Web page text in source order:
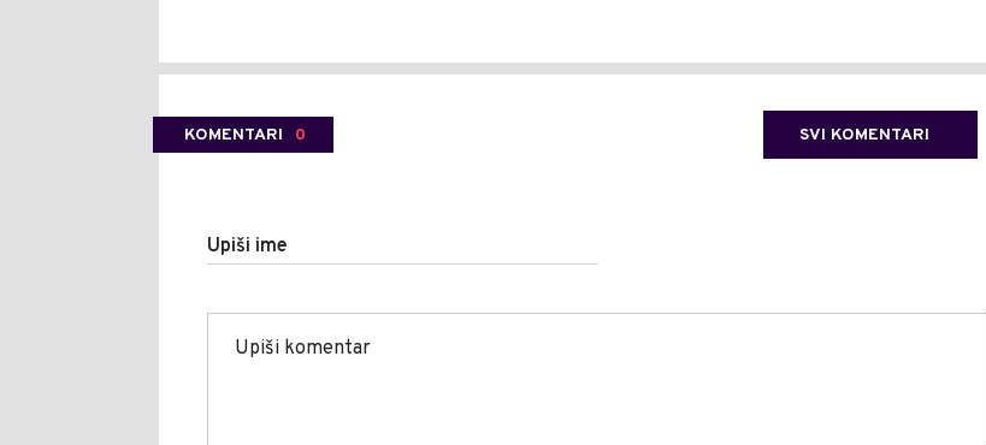
KOMENTARI 0 SVI KOMENTARI
Upiši ime